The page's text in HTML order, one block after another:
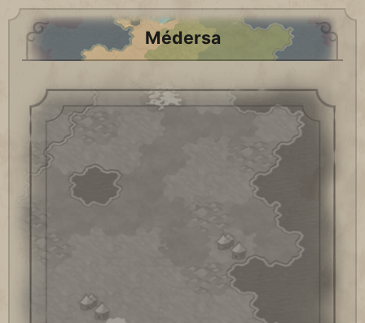
Médersa